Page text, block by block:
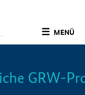
MENÜ
GRW-